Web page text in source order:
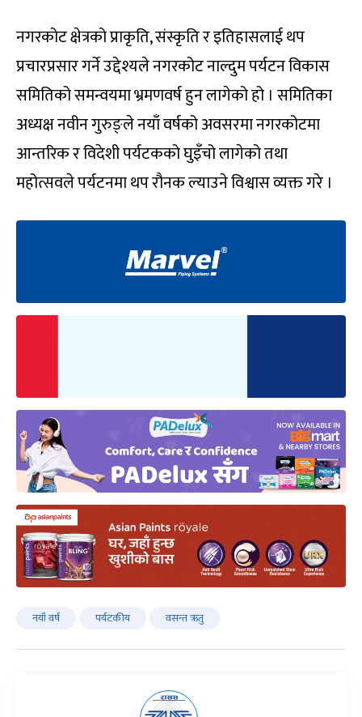
नगरकोट क्षेत्रको प्राकृति, संस्कृति र इतिहासलाई थप
प्रचारप्रसार गर्ने उद्देश्यले नगरकोट नाल्दुम पर्यटन विकास
समितिको समन्वयमा भ्रमणवर्ष हुन लागेको हो । समितिका
अध्यक्ष नवीन गुरुङ्ले नयाँ वर्षको अवसरमा नगरकोटमा
आन्तरिक र विदेशी पर्यटकको घुइँचो लागेको तथा
महोत्सवले पर्यटनमा थप रौनक ल्याउने विश्वास व्यक्त गरे ।
नयाँ वर्ष पर्यटकीय वसन्त ऋतु